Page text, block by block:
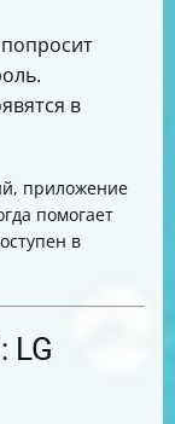
в
приложение
помогает
в
LG